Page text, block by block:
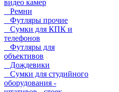
видео камер
Ремни
Футляры прочие
Сумки для КПК и
телефонов
Футляры для
объективов
Дождевики
Сумки для студийного
оборудования -